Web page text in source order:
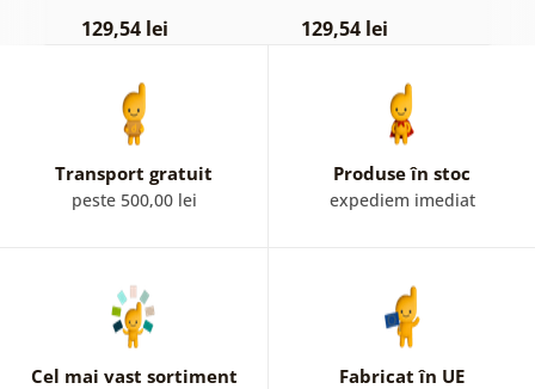
129,54 lei 129,54 lei
Transport gratuit
peste 500,00 lei
Produse în stoc
expediem imediat
Cel mai vast sortiment Fabricat în UE